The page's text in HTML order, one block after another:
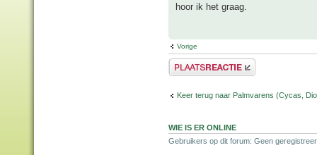
hoor ik het graag.
Vorige
Plaats een reactie
Keer terug naar Palmvarens (Cycas,
WIE IS ER ONLINE
Gebruikers op dit forum: Geen